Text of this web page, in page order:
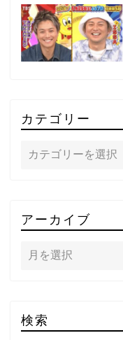
カテゴリー
アーカイブ
検索